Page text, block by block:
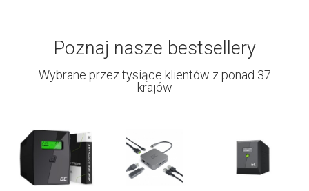
Poznaj nasze bestsellery
Wybrane przez tysiące klientów z ponad 37
krajów